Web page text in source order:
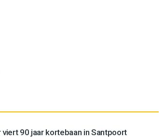
90 jaar kortebaan in Santpoort